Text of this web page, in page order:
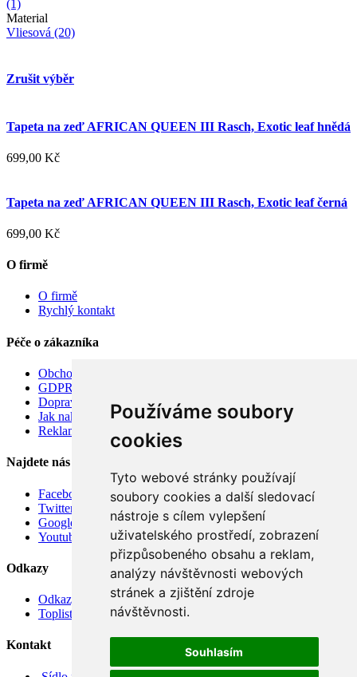
Používáme soubory
cookies
Tyto webové stránky používají
soubory cookies a další sledovací
nástroje s cílem vylepšení
uživatelského prostředí, zobrazení
přizpůsobeného obsahu a reklam,
analýzy návštěvnosti webových
stránek a zjištění zdroje
návštěvnosti.
Souhlasím
(1)
Material
Vliesová (20)
Zrušit výběr
Tapeta na zeď AFRICAN QUEEN III Rasch, Exotic leaf hnědá
699,00 Kč
Tapeta na zeď AFRICAN QUEEN III Rasch, Exotic leaf černá
699,00 Kč
O firmě
O firmě
Rychlý kontakt
Péče o zákazníka
Obchodní podmínky
GDPR
Doprava
Jak nakupovat
Reklamace
Najdete nás
Facebook
Twitter
Google
Youtube
Odkazy
Odkazy
Toplist
Kontakt